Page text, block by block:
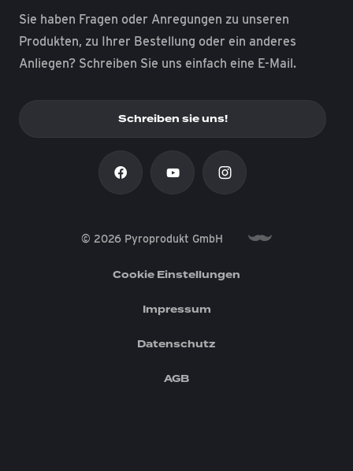
Sie haben Fragen oder Anregungen zu unseren
Produkten, zu Ihrer Bestellung oder ein anderes
Anliegen? Schreiben Sie uns einfach eine E-Mail.
Schreiben sie uns!
© 2026 Pyroprodukt GmbH
Cookie Einstellungen
Impressum
Datenschutz
AGB